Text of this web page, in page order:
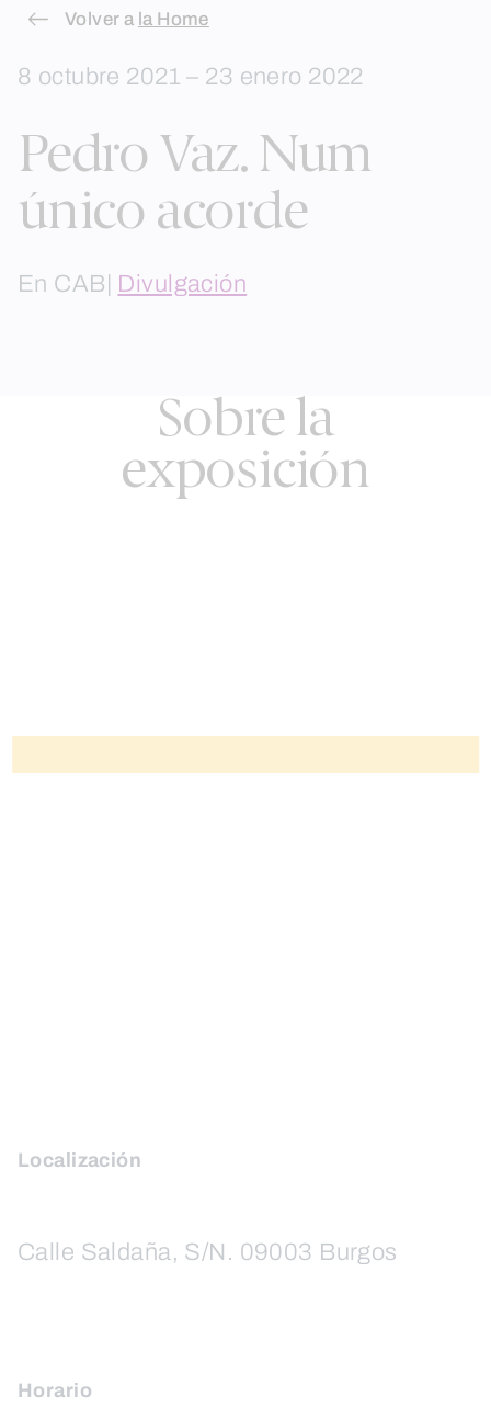
Skip
content
Volver a la Home
8 octubre 2021 – 23 enero 2022
Pedro Vaz. Num
único acorde
En CAB| Divulgación
Sobre la
exposición
Localización
Calle Saldaña, S/N. 09003 Burgos
Horario